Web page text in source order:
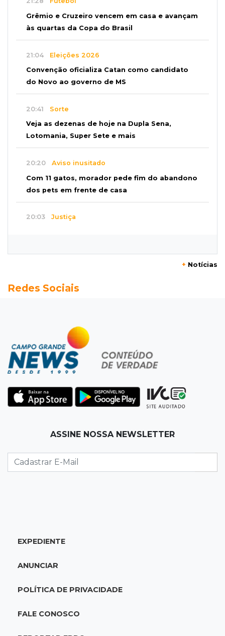
Grêmio e Cruzeiro vencem em casa e avançam
às quartas da Copa do Brasil
21:04 Eleições 2026
Convenção oficializa Catan como candidato
do Novo ao governo de MS
20:41 Sorte
Veja as dezenas de hoje na Dupla Sena,
Lotomania, Super Sete e mais
20:20 Aviso inusitado
Com 11 gatos, morador pede fim do abandono
dos pets em frente de casa
20:03 Justiça
Júri condena a 25 anos homem que atropelou
Banco Central reduz juros para 14% ao ano em
4º corte consecutivo
Dólar comercial fecha cotado a R$ 5,12 com
atenção ao cenário externo
Ideb
Estado, mas aprendizagem recua
18:02Ideb
Grande, Dourados e Corumbá
17:51 Arsenal Oculto
Preso em operação da PF no ano passado
+ Notícias
Redes Sociais
ASSINE NOSSA NEWSLETTER
EXPEDIENTE
ANUNCIAR
POLÍTICA DE PRIVACIDADE
FALE CONOSCO